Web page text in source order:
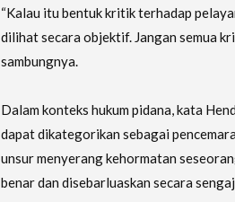
“Kalau itu bentuk kritik terhadap
dilihat secara objektif. Jangan semua
sambungnya.
Dalam konteks hukum pidana, kata
dapat dikategorikan sebagai
unsur menyerang kehormatan
benar dan disebarluaskan secara